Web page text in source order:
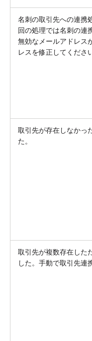
名刺の取引先への連携
回の処理では名刺の連
無効なメールアドレス
レスを修正してくださ
取引先が存在しなかっ
た。
取引先が複数存在した
した。手動で取引先連